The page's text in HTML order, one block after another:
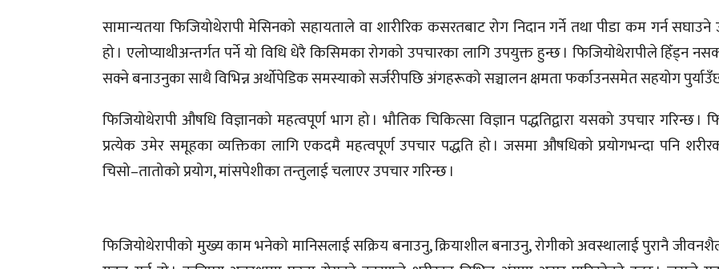
सामान्यतया फिजियोथेरापी मेसिनको सहायताले वा शारीरिक कसरतबाट रोग निदान गर्ने तथा पीडा कम गर्न सघाउने
हो । एलोप्याथीअन्तर्गत पर्ने यो विधि धेरै किसिमका रोगको उपचारका लागि उपयुक्त हुन्छ । फिजियोथेरापीले हिँड्न
सक्ने बनाउनुका साथै विभिन्न अर्थोपेडिक समस्याको सर्जरीपछि अंगहरूको सञ्चालन क्षमता फर्काउनसमेत सहयोग
फिजियोथेरापी औषधि विज्ञानको महत्वपूर्ण भाग हो । भौतिक चिकित्सा विज्ञान पद्धतिद्वारा यसको उपचार गरिन्छ ।
प्रत्येक उमेर समूहका व्यक्तिका लागि एकदमै महत्वपूर्ण उपचार पद्धति हो । जसमा औषधिको प्रयोगभन्दा पनि
चिसो–तातोको प्रयोग, मांसपेशीका तन्तुलाई चलाएर उपचार गरिन्छ ।
फिजियोथेरापीको मुख्य काम भनेको मानिसलाई सक्रिय बनाउनु, क्रियाशील बनाउनु, रोगीको अवस्थालाई पुरानै